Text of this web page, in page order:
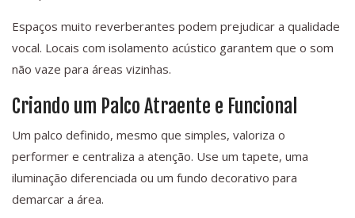
Espaços muito reverberantes podem prejudicar a qualidade
vocal. Locais com isolamento acústico garantem que o som
não vaze para áreas vizinhas.
Criando um Palco Atraente e Funcional
Um palco definido, mesmo que simples, valoriza o
performer e centraliza a atenção. Use um tapete, uma
iluminação diferenciada ou um fundo decorativo para
demarcar a área.